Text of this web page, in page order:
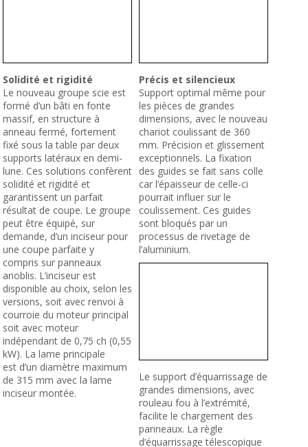
Solidité et rigidité
Le nouveau groupe scie est
formé d’un bâti en fonte
massif, en structure à
anneau fermé, fortement
fixé sous la table par deux
supports latéraux en demi-
lune. Ces solutions confèrent
solidité et rigidité et
garantissent un parfait
résultat de coupe. Le groupe
peut être équipé, sur
demande, d’un inciseur pour
une coupe parfaite y
compris sur panneaux
anoblis. L’inciseur est
disponible au choix, selon les
versions, soit avec renvoi à
courroie du moteur principal
soit avec moteur
indépendant de 0,75 ch (0,55
kW). La lame principale
est d’un diamètre maximum
de 315 mm avec la lame
inciseur montée.
Précis et silencieux
Support optimal même pour
les pièces de grandes
dimensions, avec le nouveau
chariot coulissant de 360
mm. Précision et glissement
exceptionnels. La fixation
des guides se fait sans colle
car l’épaisseur de celle-ci
pourrait influer sur le
coulissement. Ces guides
sont bloqués par un
processus de rivetage de
l’aluminium.
Le support d’équarrissage de
grandes dimensions, avec
rouleau fou à l’extrémité,
facilite le chargement des
panneaux. La règle
d’équarrissage télescopique